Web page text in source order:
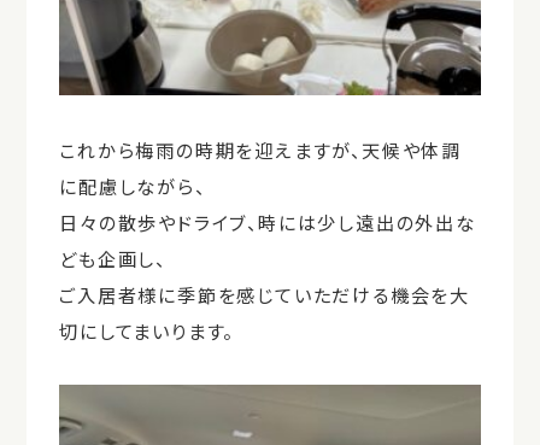
これから梅雨の時期を迎えますが、天候や体調
に配慮しながら、
日々の散歩やドライブ、時には少し遠出の外出な
ども企画し、
ご入居者様に季節を感じていただける機会を大
切にしてまいります。